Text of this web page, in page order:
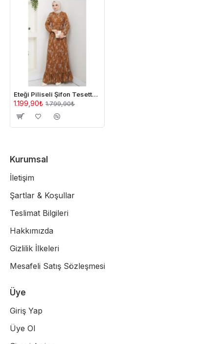
Eteği Piliseli Şifon Tesettür Elbise - Hardal
1.199,90₺ 1.799,90₺
Kurumsal
İletişim
Şartlar & Koşullar
Teslimat Bilgileri
Hakkımızda
Gizlilik İlkeleri
Mesafeli Satış Sözleşmesi
Üye
Giriş Yap
Üye Ol